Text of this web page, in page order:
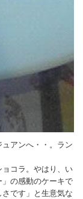
アンへ・・。ラン
コラ。やはり、い
の感動のケーキで
です」と生意気な